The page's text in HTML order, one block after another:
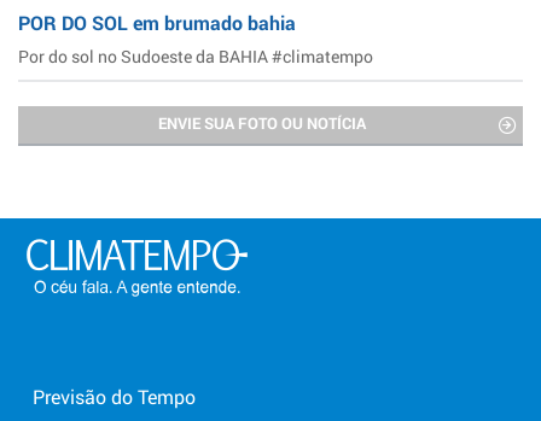
POR DO SOL em brumado bahia
Por do sol no Sudoeste da BAHIA #climatempo
ENVIE SUA FOTO OU NOTÍCIA
Previsão do Tempo